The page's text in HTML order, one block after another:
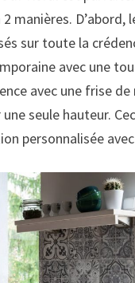
manières. D’abord,
sur toute la
avec une
avec une frise
seule hauteur.
personnalisée